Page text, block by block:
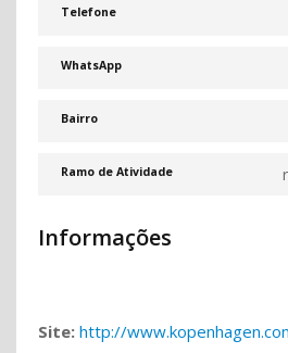
Telefone
WhatsApp
Bairro
Ramo de Atividade
Informações
Site: http://